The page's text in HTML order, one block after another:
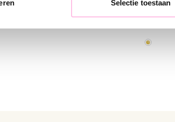
Selectie toestaan
Miyuki kettinkje - Dreamy blue cacao crush Fijn